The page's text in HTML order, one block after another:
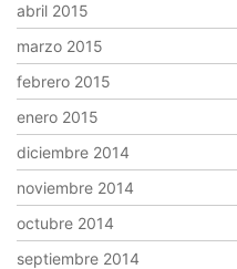
abril 2015
marzo 2015
febrero 2015
enero 2015
diciembre 2014
noviembre 2014
octubre 2014
septiembre 2014